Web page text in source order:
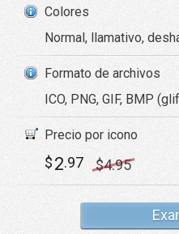
Colores
Normal, llamativo,
Formato de archivos
ICO, PNG, GIF, BMP
Precio por icono
$2.97 $4.95